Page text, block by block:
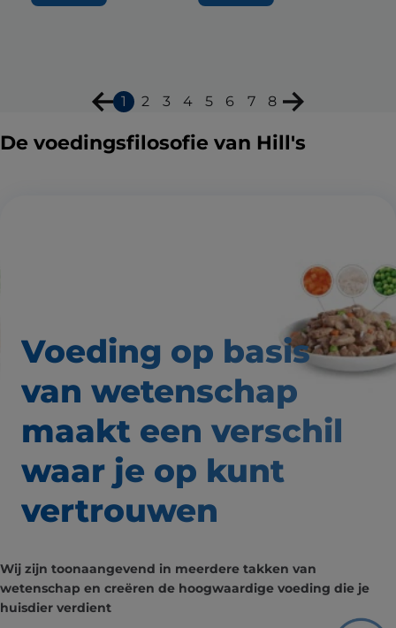
1 2 3 4 5 6 7 8
De voedingsfilosofie van Hill's
Voeding op basis
van wetenschap
maakt een verschil
waar je op kunt
vertrouwen
Wij zijn toonaangevend in meerdere takken van
wetenschap en creëren de hoogwaardige voeding die je
huisdier verdient